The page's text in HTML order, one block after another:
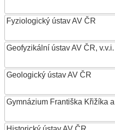
Fyziologický ústav AV ČR
Geofyzikální ústav AV ČR, v.v.i.
Geologický ústav AV ČR
Gymnázium Františka Křižíka